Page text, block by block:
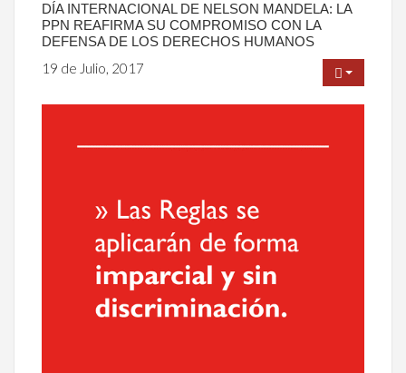
DÍA INTERNACIONAL DE NELSON MANDELA: LA
PPN REAFIRMA SU COMPROMISO CON LA
DEFENSA DE LOS DERECHOS HUMANOS
19 de Julio, 2017